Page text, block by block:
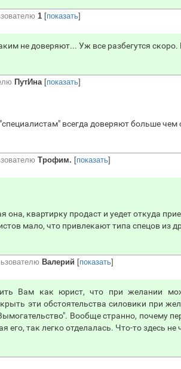
1 [показать]
не доверяют... Уж все разбегутся
ПутИна[показать]
всегда доверяют больше
Трофим. [показать]
она, квартирку продаст и уедет откуда
мало, что привлекают типа спецов из
Валерий [показать]
Вам как юрист, что при желании
эти обстоятельства силовики при
Вообще странно, почему
его, так легко отделалась. Что-то здесь